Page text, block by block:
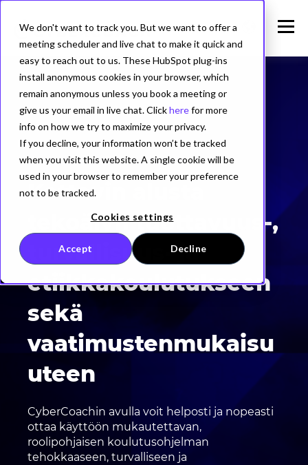
We don't want to track you. But we want to offer a
meeting scheduler and live chat to make it quick and
easy to reach out to us. These HubSpot plug-ins
install anonymous cookies in your browser, which
remain anonymous unless you book a meeting or
give us your email in live chat. Clickherefor more
info on how we try to maximize your privacy.
If you decline, your information won’t be tracked
when you visit this website. A single cookie will be
used in your browser to remember your preference
not to be tracked.
Cookies settings
Accept Decline
KATTAVA KOKONAISRATKAISU
Kattavin alusta
tekoälyn tuottavuus-,
turvallisuus- ja
etiikkakoulutukseen
sekä
vaatimustenmukaisu
uteen
CyberCoachin avulla voit helposti ja nopeasti
ottaa käyttöön mukautettavan,
roolipohjaisen koulutusohjelman
tehokkaaseen, turvalliseen ja